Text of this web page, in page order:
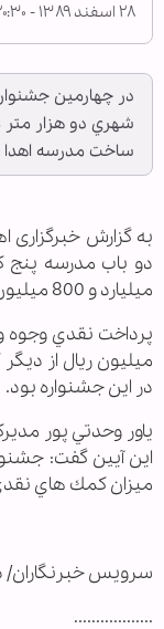
۲۸ اسفند ۱۳۸۹ - ۲۰:۳۰
در چهارمين
شهري دو هزار متر
ساخت مدرسه اهدا
دو باب مدرسه
ميليارد و 800 ميليون ريال سرمايه گذاري را تعهد كردند.
ميليون ريال از
در اين جشنواره بود.
ياور وحدتي پور
اين آيين گفت:
ميزان كمك هاي نقدي
سرويس خبرنگاران/
..................